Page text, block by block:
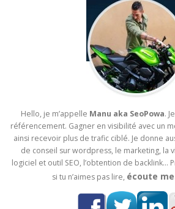
Hello, je m’appelle Manu aka SeoPowa.
référencement. Gagner en visibilité avec un
ainsi recevoir plus de trafic ciblé. Je donne
de conseil sur wordpress, le marketing, la
logiciel et outil SEO, l’obtention de backlink…
si tu n’aimes pas lire, écoute